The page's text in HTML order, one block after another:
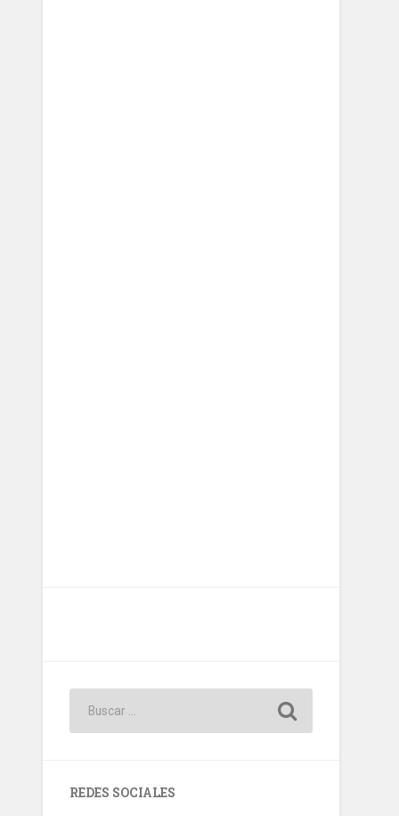
REDES SOCIALES